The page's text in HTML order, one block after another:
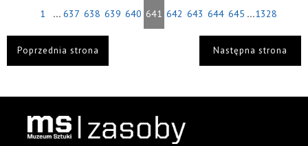
1 ... 637 638 639 640 641 642 643 644 645 ...1328
Poprzednia strona Następna strona